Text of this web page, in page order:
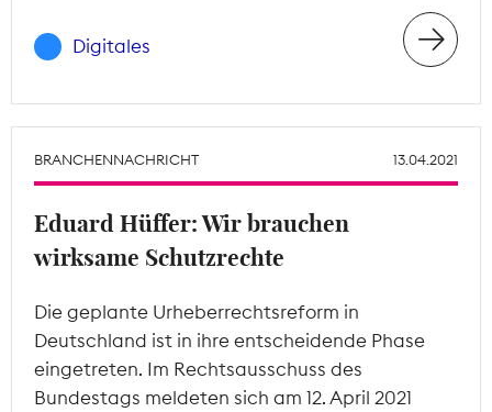
Digitales
BRANCHENNACHRICHT 13.04.2021
Eduard Hüffer: Wir brauchen
wirksame Schutzrechte
Die geplante Urheberrechtsreform in
Deutschland ist in ihre entscheidende Phase
eingetreten. Im Rechtsausschuss des
Bundestags meldeten sich am 12. April 2021